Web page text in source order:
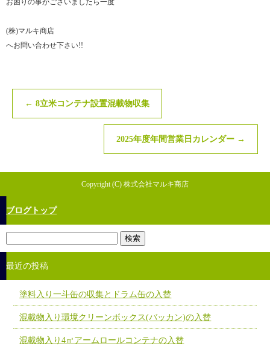
お困りの事がございましたら一度
(株)マルキ商店
へお問い合わせ下さい!!
← 8立米コンテナ設置混載物収集
2025年度年間営業日カレンダー →
Copyright (C) 株式会社マルキ商店
ブログトップ
最近の投稿
塗料入り一斗缶の収集とドラム缶の入替
混載物入り環境クリーンボックス(バッカン)の入替
混載物入り4㎥アームロールコンテナの入替